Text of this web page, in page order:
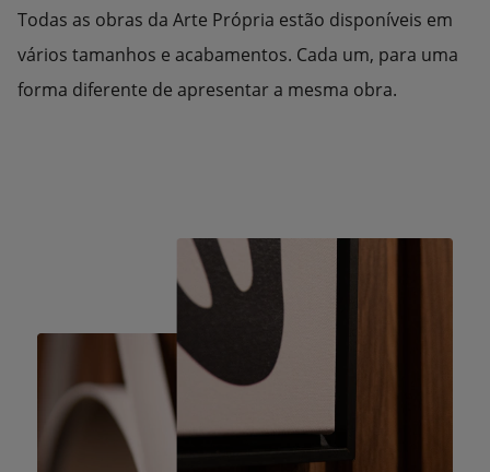
Todas as obras da Arte Própria estão disponíveis em
vários tamanhos e acabamentos. Cada um, para uma
forma diferente de apresentar a mesma obra.